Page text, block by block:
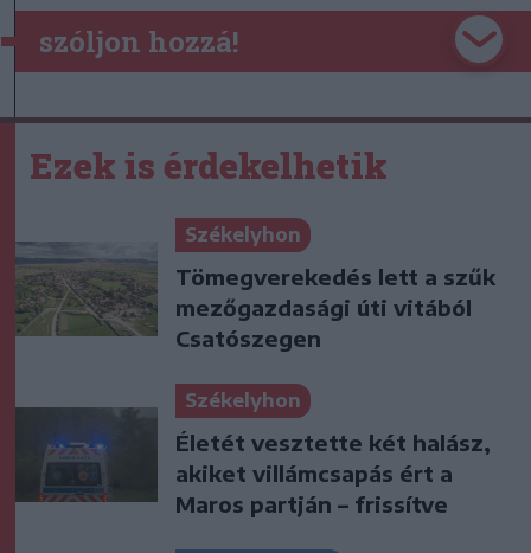
szóljon hozzá!
Ezek is érdekelhetik
Székelyhon
Tömegverekedés lett a szűk
mezőgazdasági úti vitából
Csatószegen
Székelyhon
Életét vesztette két halász,
akiket villámcsapás ért a
Maros partján – frissítve